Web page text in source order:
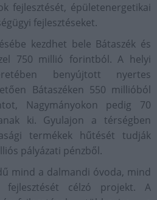
fejlesztését, épületenergetikai
fejlesztéseket.
kezdhet bele Bátaszék és
750 millió forintból. A helyi
benyújtott nyertes
Bátaszéken 550 millióból
Nagymányokon pedig 70
ki. Gyulajon a térségben
termékek hűtését tudják
pályázati pénzből.
mind a dalmandi óvoda, mind
fejlesztését célzó projekt. A